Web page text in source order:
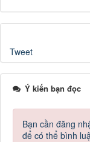
Tweet
Ý kiến bạn đọc
Bạn cần đăng
để có thể bình